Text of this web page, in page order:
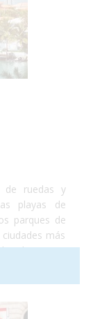
de ruedas y
playas de
parques de
más
Se trata
hermosas
lujo. En este
la Pequeña